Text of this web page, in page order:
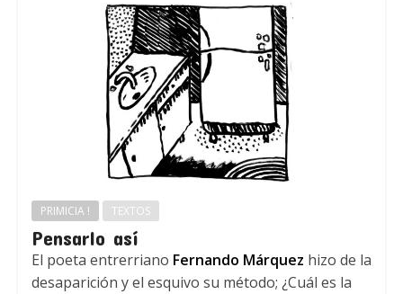
PRIMICIA ! TEXTOS
Pensarlo así
El poeta entrerriano Fernando Márquez hizo de la
desaparición y el esquivo su método; ¿Cuál es la